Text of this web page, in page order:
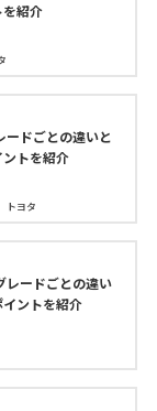
紹介
ードごとの違いと
トを紹介
トヨタ
レードごとの違い
ントを紹介